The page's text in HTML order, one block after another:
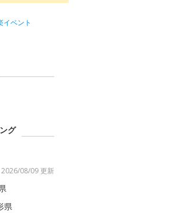
イベント
グ
2026/08/09 更新
県